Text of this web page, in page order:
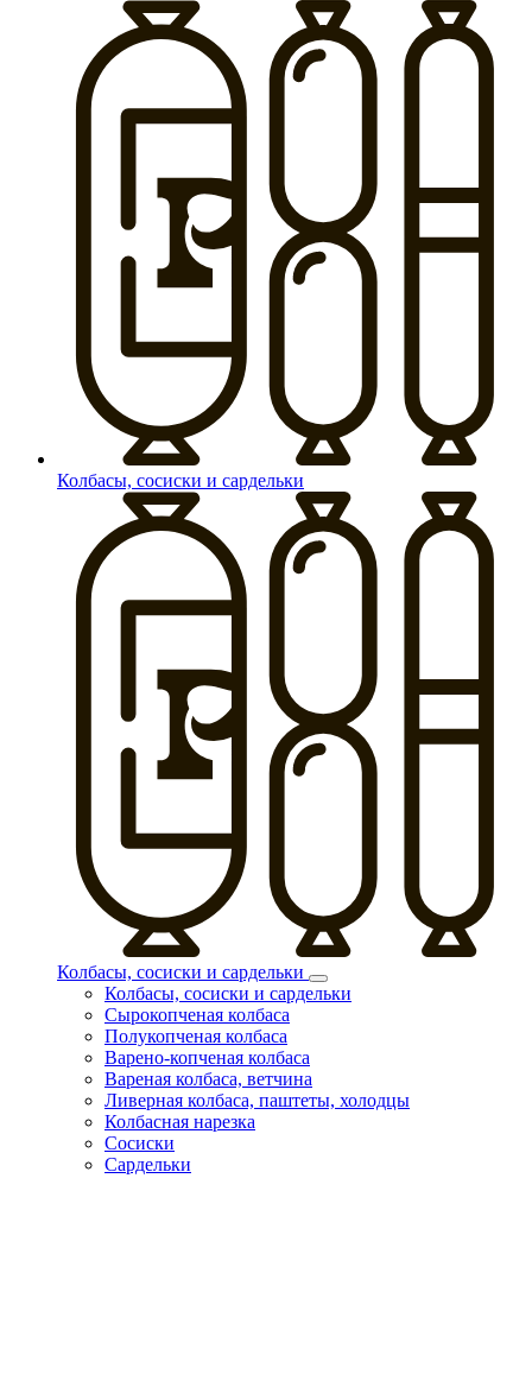
Колбасы, сосиски и сардельки
Колбасы, сосиски и сардельки
Колбасы, сосиски и сардельки
Сырокопченая колбаса
Полукопченая колбаса
Варено-копченая колбаса
Вареная колбаса, ветчина
Ливерная колбаса, паштеты, холодцы
Колбасная нарезка
Сосиски
Сардельки